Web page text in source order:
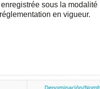
sous la modalité
en vigueur.